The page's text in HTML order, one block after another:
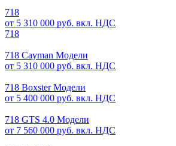
718
от 5 310 000 руб. вкл. НДС
718
718 Cayman Модели
от 5 310 000 руб. вкл. НДС
718 Boxster Модели
от 5 400 000 руб. вкл. НДС
718 GTS 4.0 Модели
от 7 560 000 руб. вкл. НДС